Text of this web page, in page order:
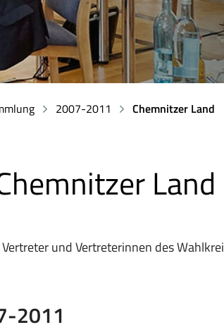
2007-2011 Chemnitzer Land
Land
und Vertreterinnen des
2011